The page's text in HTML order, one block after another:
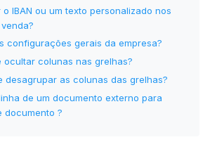
IBAN ou um texto personalizado nos
configurações gerais da empresa?
ocultar colunas nas grelhas?
desagrupar as colunas das grelhas?
de um documento externo para
documento ?